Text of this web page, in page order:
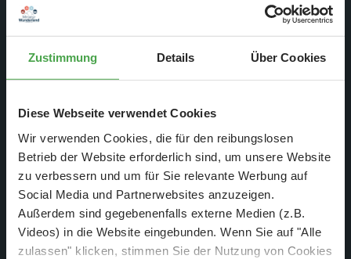
Zustimmung Details Über Cookies
Diese Webseite verwendet Cookies
Wir verwenden Cookies, die für den reibungslosen
Betrieb der Website erforderlich sind, um unsere Website
zu verbessern und um für Sie relevante Werbung auf
Social Media und Partnerwebsites anzuzeigen.
Außerdem sind gegebenenfalls externe Medien (z.B.
Videos) in die Website eingebunden. Wenn Sie auf "Alle
zulassen" klicken, stimmen Sie der Nutzung von Cookies
3. Juli 2026
Eine Super-Achterbahn
Kabel Eins
Weiterlesen